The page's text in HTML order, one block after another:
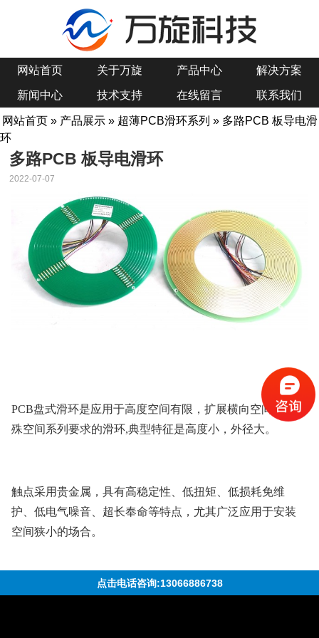
网站首页 关于万旋 产品中心 解决方案
新闻中心 技术支持 在线留言 联系我们
网站首页 » 产品展示 » 超薄PCB滑环系列 » 多路PCB 板导电滑
环
多路PCB 板导电滑环
2022-07-07
PCB盘式滑环是应用于高度空间有限，扩展横向空间满足特
殊空间系列要求的滑环,典型特征是高度小，外径大。
触点采用贵金属，具有高稳定性、低扭矩、低损耗免维
护、低电气噪音、超长奉命等特点，尤其广泛应用于安装
空间狭小的场合。
点击电话咨询:13066886738